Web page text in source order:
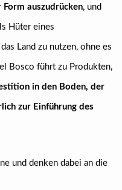
auszudrücken, und
Hüter eines
Land zu nutzen, ohne es
Bosco führt zu Produkten,
in den Boden, der
zur Einführung des
und denken dabei an die